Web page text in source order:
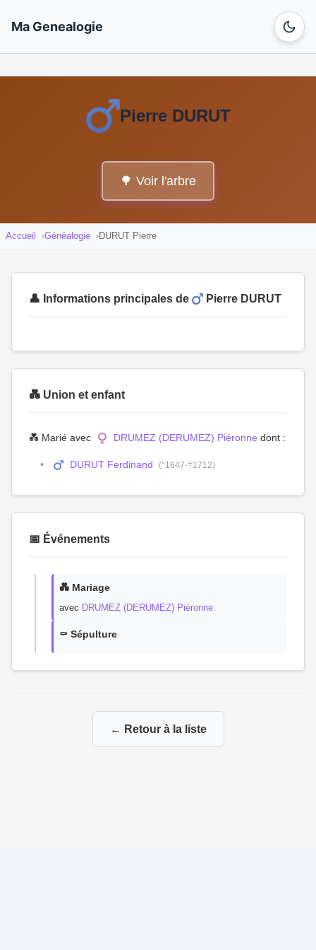
Ma Genealogie
Pierre DURUT
🌳 Voir l'arbre
Accueil Généalogie DURUT Pierre
👤 Informations principales de Pierre DURUT
💑 Union et enfant
💑 Marié avec DRUMEZ (DERUMEZ) Piéronne dont :
DURUT Ferdinand (°1647-†1712)
📅 Événements
💑 Mariage
avec DRUMEZ (DERUMEZ) Piéronne
⚰️ Sépulture
← Retour à la liste